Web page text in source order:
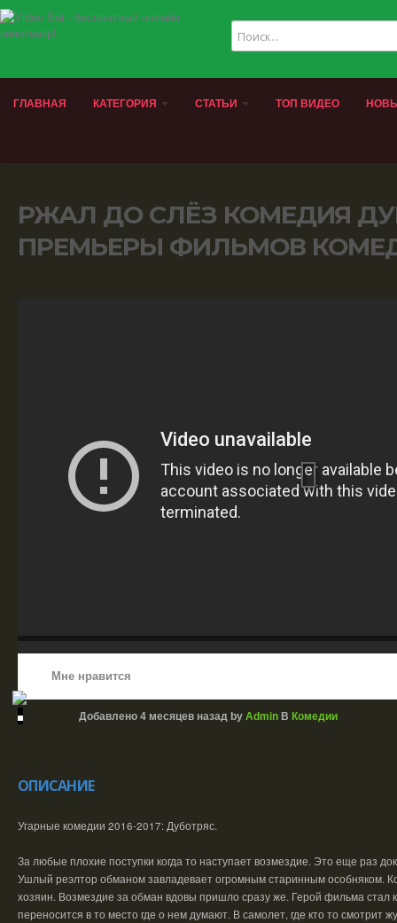
ГЛАВНАЯ КАТЕГОРИЯ СТАТЬИ ТОП ВИДЕО
РЖАЛ ДО СЛЁЗ КОМЕДИЯ
ПРЕМЬЕРЫ ФИЛЬМОВ
Мне нравится
Добавлено 4 месяцев назадby AdminВ Комедии
ОПИСАНИЕ
Угарные комедии 2016-2017: Дуботряс.
За любые плохие поступки когда то наступает возмездие. Это еще раз
Ушлый реэлтор обманом завладевает огромным старинным особняком.
хозяин. Возмездие за обман вдовы пришло сразу же. Герой фильма стал
переносится в то место где о нем думают. В самолет, где кто то смотрит